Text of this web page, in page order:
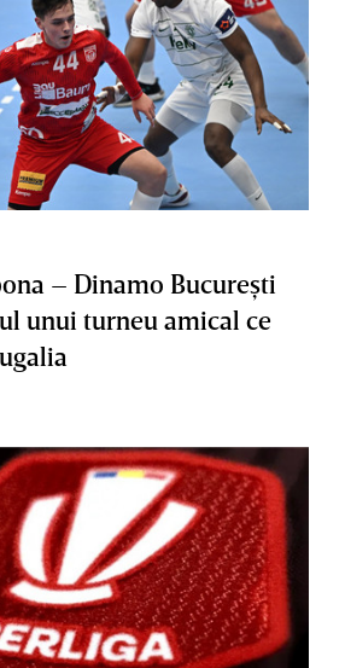
– Dinamo Bucureşti
unui turneu amical ce